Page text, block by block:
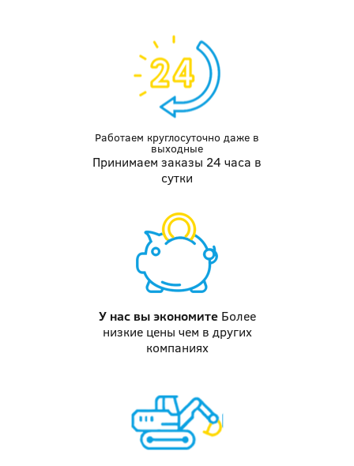
Работаем круглосуточно даже в
выходные
Принимаем заказы 24 часа в
сутки
У нас выэкономите Более
низкие цены чем в других
компаниях